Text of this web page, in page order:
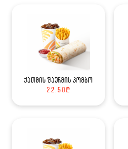
ქათმის შაურმის კომბო
22.50₾